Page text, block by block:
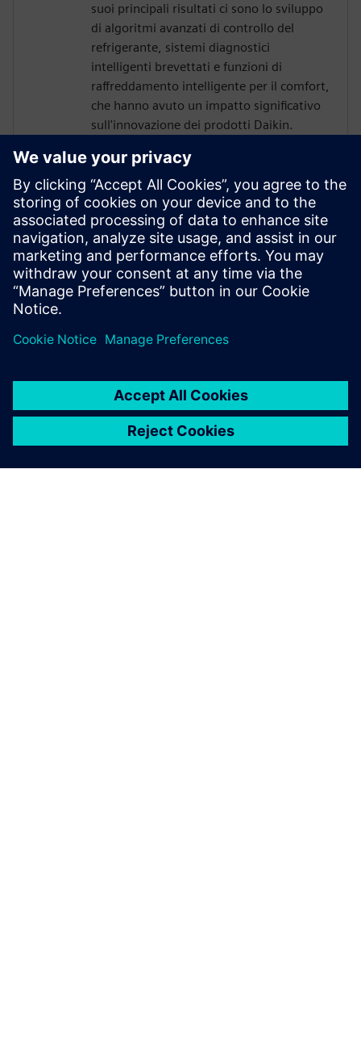
suoi principali risultati ci sono lo sviluppo
di algoritmi avanzati di controllo del
refrigerante, sistemi diagnostici
intelligenti brevettati e funzioni di
raffreddamento intelligente per il comfort,
che hanno avuto un impatto significativo
sull'innovazione dei prodotti Daikin.
Ha anche conseguito un dottorato di
ricerca in ingegneria meccanica presso
l'Università di Putra, in Malesia, dove le
sue ricerche sulla cattiva distribuzione del
refrigerante hanno portato a progressi
rivoluzionari nella modellazione
matematica e nella validazione
sperimentale.